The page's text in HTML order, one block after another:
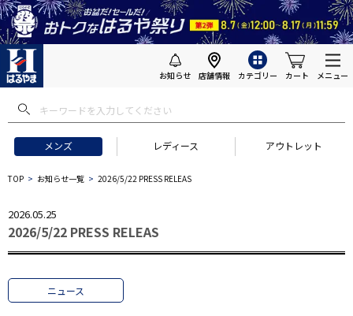
お知らせ 店舗情報 カテゴリー カート メニュー
メンズ レディース アウトレット
TOP お知らせ一覧 2026/5/22 PRESS RELEAS
2026.05.25
2026/5/22 PRESS RELEAS
ニュース